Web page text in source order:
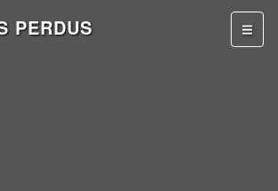
PERDUS